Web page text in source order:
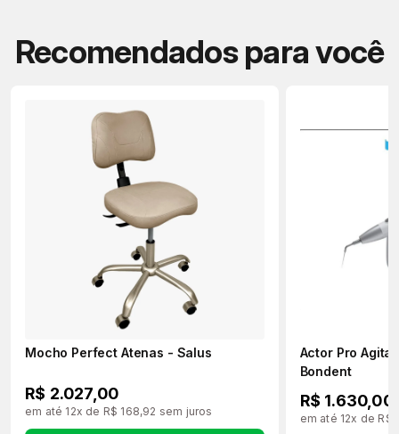
Recomendados para você
Mocho Perfect Atenas - Salus
R$ 2.027,00
em até 12x de R$ 168,92 sem juros
Actor Pro
Bondent
R$ 1.630,00
em até 12x de R$